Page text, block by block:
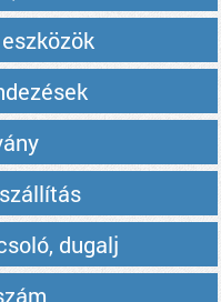
dugalj